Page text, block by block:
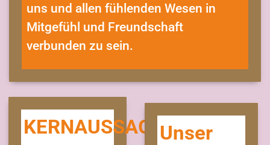
uns und allen fühlenden Wesen in
Mitgefühl und Freundschaft
verbunden zu sein.
KERNAUSSAGEUnser